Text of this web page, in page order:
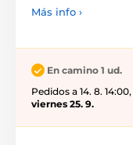
Más info ›
En camino 1 ud.
Pedidos a 14. 8.
viernes 25. 9.